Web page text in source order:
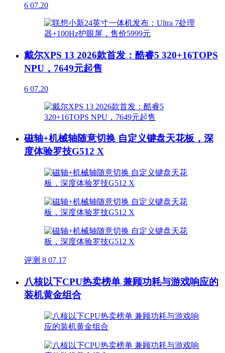
6 07.20
戴尔XPS 13 2026款首发：酷睿5 320+16TOPS
NPU，7649元起售
6 07.20
磁轴+机械轴随意切换 自定义键盘天花板，深
度体验罗技G512 X
评测 8 07.17
八核以下CPU热卖榜单 兼顾功耗与游戏响应的
装机黄金组合